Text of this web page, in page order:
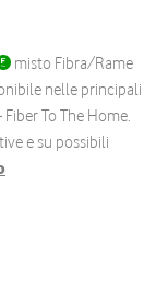
misto Fibra/Rame
nelle principali
Fiber To The Home.
e su possibili